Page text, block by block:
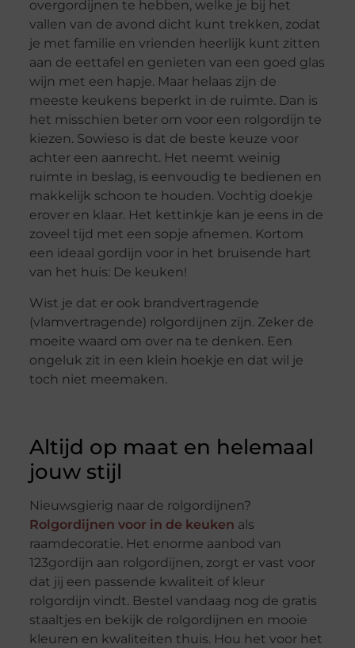
overgordijnen te hebben, welke je bij het
vallen van de avond dicht kunt trekken, zodat
je met familie en vrienden heerlijk kunt zitten
aan de eettafel en genieten van een goed glas
wijn met een hapje. Maar helaas zijn de
meeste keukens beperkt in de ruimte. Dan is
het misschien beter om voor een rolgordijn te
kiezen. Sowieso is dat de beste keuze voor
achter een aanrecht. Het neemt weinig
ruimte in beslag, is eenvoudig te bedienen en
makkelijk schoon te houden. Vochtig doekje
erover en klaar. Het kettinkje kan je eens in de
zoveel tijd met een sopje afnemen. Kortom
een ideaal gordijn voor in het bruisende hart
van het huis: De keuken!
Wist je dat er ook brandvertragende
(vlamvertragende) rolgordijnen zijn. Zeker de
moeite waard om over na te denken. Een
ongeluk zit in een klein hoekje en dat wil je
toch niet meemaken.
Altijd op maat en helemaal
jouw stijl
Nieuwsgierig naar de rolgordijnen?
Rolgordijnen voor in de keuken als
raamdecoratie. Het enorme aanbod van
123gordijn aan rolgordijnen, zorgt er vast voor
dat jij een passende kwaliteit of kleur
rolgordijn vindt. Bestel vandaag nog de gratis
staaltjes en bekijk de rolgordijnen en mooie
kleuren en kwaliteiten thuis. Hou het voor het